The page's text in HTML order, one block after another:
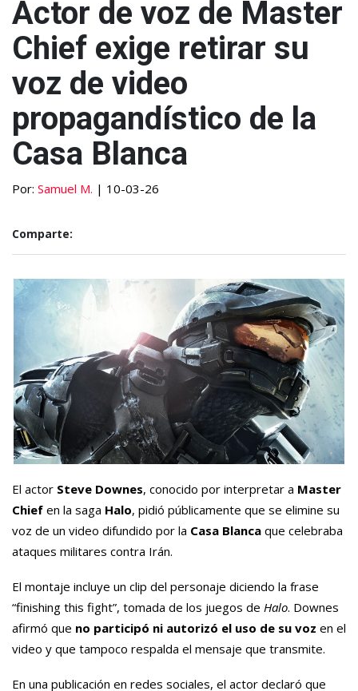
Actor de voz de Master
Chief exige retirar su
voz de video
propagandístico de la
Casa Blanca
Por: Samuel M. | 10-03-26
Comparte:
El actor Steve Downes, conocido por interpretar a Master
Chief en la saga Halo, pidió públicamente que se elimine su
voz de un video difundido por la Casa Blanca que celebraba
ataques militares contra Irán.
El montaje incluye un clip del personaje diciendo la frase
“finishing this fight”, tomada de los juegos de Halo. Downes
afirmó que no participó ni autorizó el uso de su voz en el
video y que tampoco respalda el mensaje que transmite.
En una publicación en redes sociales, el actor declaró que